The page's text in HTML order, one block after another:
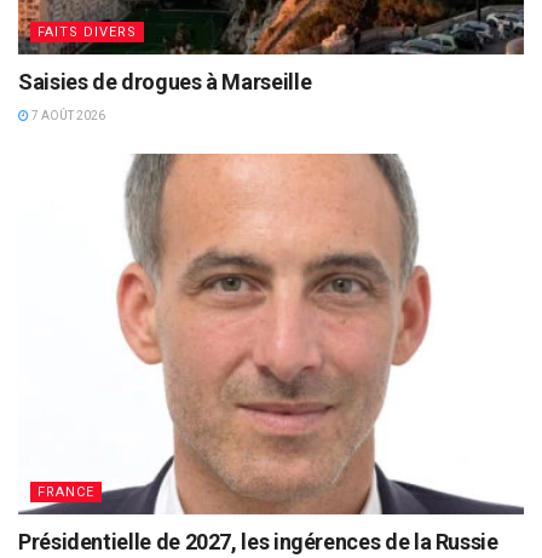
FAITS DIVERS
Saisies de drogues à Marseille
7 AOÛT 2026
FRANCE
Présidentielle de 2027, les ingérences de la Russie